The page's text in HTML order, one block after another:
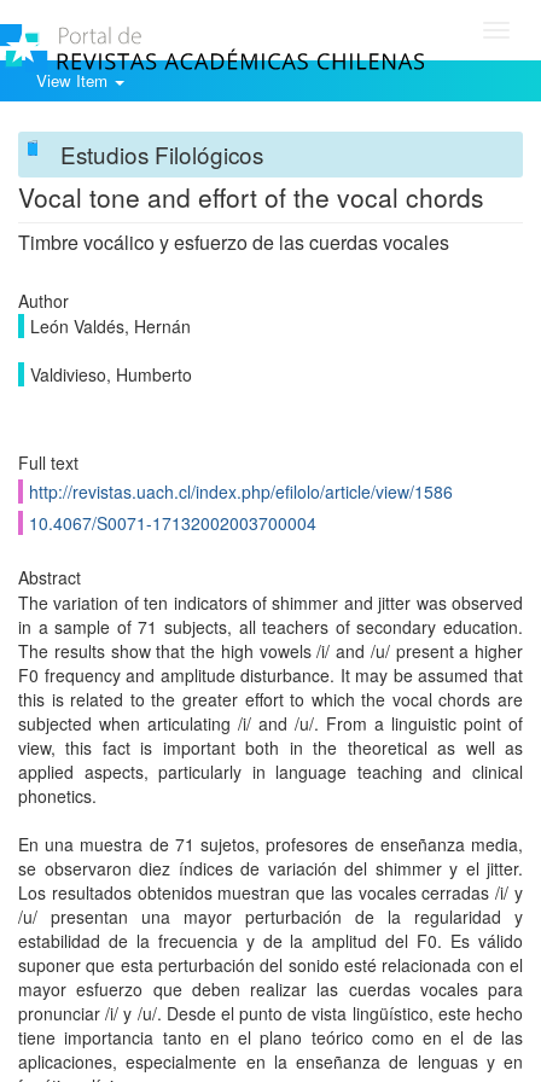
View Item
Estudios Filológicos
Vocal tone and effort of the vocal chords
Timbre vocálico y esfuerzo de las cuerdas vocales
Author
León Valdés, Hernán
Valdivieso, Humberto
Full text
http://revistas.uach.cl/index.php/efilolo/article/view/1586
10.4067/S0071-17132002003700004
Abstract
The variation of ten indicators of shimmer and jitter was observed
in a sample of 71 subjects, all teachers of secondary education.
The results show that the high vowels /i/ and /u/ present a higher
F0 frequency and amplitude disturbance. It may be assumed that
this is related to the greater effort to which the vocal chords are
subjected when articulating /i/ and /u/. From a linguistic point of
view, this fact is important both in the theoretical as well as
applied aspects, particularly in language teaching and clinical
phonetics.
En una muestra de 71 sujetos, profesores de enseñanza media,
se observaron diez índices de variación del shimmer y el jitter.
Los resultados obtenidos muestran que las vocales cerradas /i/ y
/u/ presentan una mayor perturbación de la regularidad y
estabilidad de la frecuencia y de la amplitud del F0. Es válido
suponer que esta perturbación del sonido esté relacionada con el
mayor esfuerzo que deben realizar las cuerdas vocales para
pronunciar /i/ y /u/. Desde el punto de vista lingüístico, este hecho
tiene importancia tanto en el plano teórico como en el de las
aplicaciones, especialmente en la enseñanza de lenguas y en